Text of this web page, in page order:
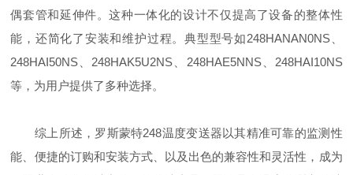
偶套管和延伸件。这种一体化的设计不仅提高了设备的整体性
能，还简化了安装和维护过程。典型型号如248HANAN0NS、
248HAI50NS、248HAK5U2NS、248HAE5NNS、248HAI10NS
等，为用户提供了多种选择。
综上所述，罗斯蒙特248温度变送器以其精准可靠的监测性
能、便捷的订购和安装方式、以及出色的兼容性和灵活性，成为